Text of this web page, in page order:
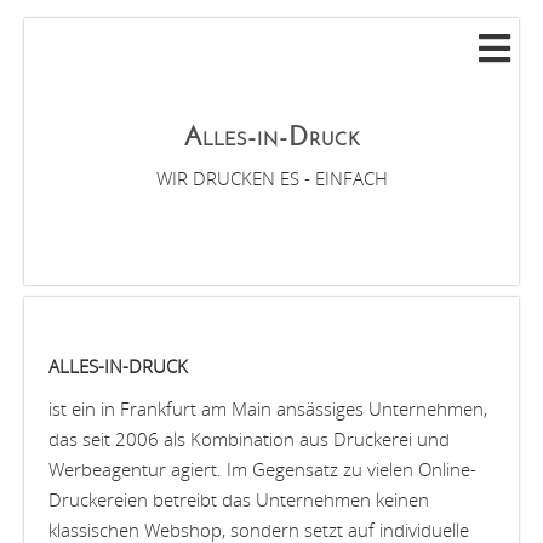
Alles-in-Druck
WIR DRUCKEN ES - EINFACH
ALLES-IN-DRUCK
ist ein in Frankfurt am Main ansässiges Unternehmen,
das seit 2006 als Kombination aus Druckerei und
Werbeagentur agiert. Im Gegensatz zu vielen Online-
Druckereien betreibt das Unternehmen keinen
klassischen Webshop, sondern setzt auf individuelle